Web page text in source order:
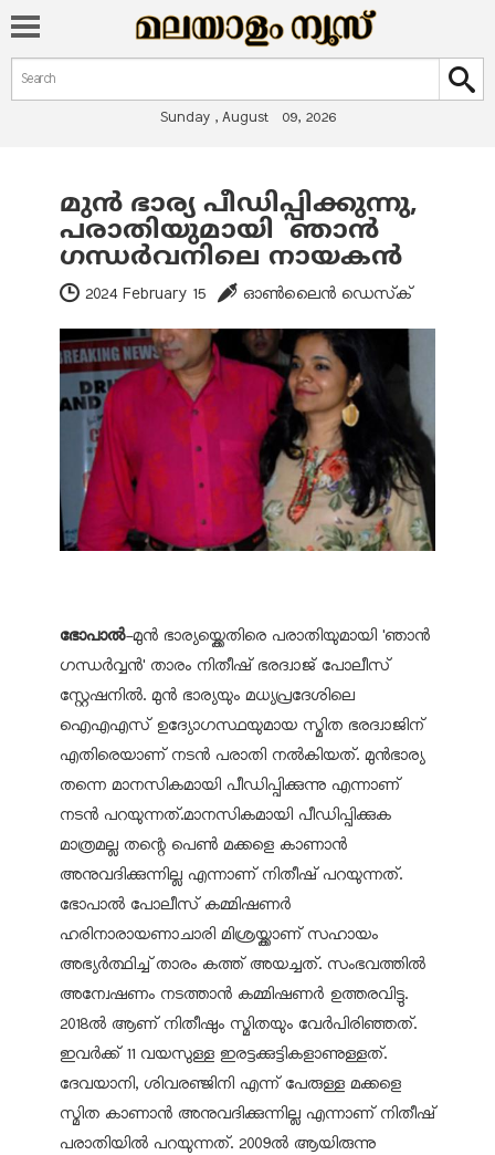
Search form
Search
Sunday , August 09, 2026
You are here
മുന്‍ ഭാര്യ പീഡിപ്പിക്കുന്നു,
പരാതിയുമായി ഞാന്‍
ഗന്ധര്‍വനിലെ നായകന്‍
2024 February 15 ഓണ്‍ലൈന്‍ ഡെസ്‌ക്
ഭോപാല്‍-മുന്‍ ഭാര്യയ്ക്കെതിരെ പരാതിയുമായി 'ഞാന്‍
ഗന്ധര്‍വ്വന്‍' താരം നിതീഷ് ഭരദ്വാജ് പോലീസ്
സ്റ്റേഷനില്‍. മുന്‍ ഭാര്യയും മധ്യപ്രദേശിലെ
ഐഎഎസ് ഉദ്യോഗസ്ഥയുമായ സ്മിത ഭരദ്വാജിന്
എതിരെയാണ് നടന്‍ പരാതി നല്‍കിയത്. മുന്‍ഭാര്യ
തന്നെ മാനസികമായി പീഡിപ്പിക്കുന്നു എന്നാണ്
നടന്‍ പറയുന്നത്.മാനസികമായി പീഡിപ്പിക്കുക
മാത്രമല്ല തന്റെ പെണ്‍ മക്കളെ കാണാന്‍
അനുവദിക്കുന്നില്ല എന്നാണ് നിതീഷ് പറയുന്നത്.
ഭോപാല്‍ പോലീസ് കമ്മിഷണര്‍
ഹരിനാരായണാചാരി മിശ്രയ്ക്കാണ് സഹായം
അഭ്യര്‍ത്ഥിച്ച് താരം കത്ത് അയച്ചത്. സംഭവത്തില്‍
അന്വേഷണം നടത്താന്‍ കമ്മിഷണര്‍ ഉത്തരവിട്ടു.
2018ല്‍ ആണ് നിതീഷും സ്മിതയും വേര്‍പിരിഞ്ഞത്.
ഇവര്‍ക്ക് 11 വയസുള്ള ഇരട്ടക്കുട്ടികളാണുള്ളത്.
ദേവയാനി, ശിവരഞ്ജിനി എന്ന് പേരുള്ള മക്കളെ
സ്മിത കാണാന്‍ അനുവദിക്കുന്നില്ല എന്നാണ് നിതീഷ്
പരാതിയില്‍ പറയുന്നത്. 2009ല്‍ ആയിരുന്നു